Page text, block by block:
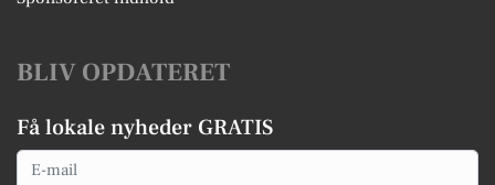
BLIV OPDATERET
Få lokale nyheder GRATIS
Email